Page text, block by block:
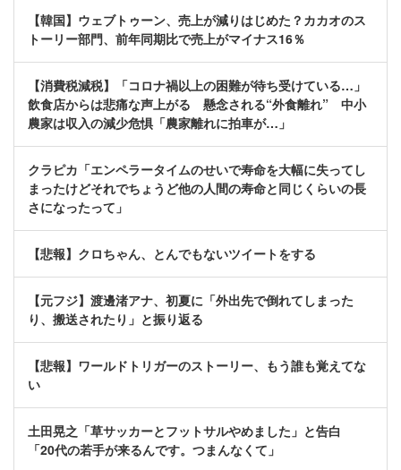
【韓国】ウェブトゥーン、売上が減りはじめた？カカオのス
トーリー部門、前年同期比で売上がマイナス16％
【消費税減税】「コロナ禍以上の困難が待ち受けている…」
飲食店からは悲痛な声上がる 懸念される“外食離れ” 中小
農家は収入の減少危惧「農家離れに拍車が…」
クラピカ「エンペラータイムのせいで寿命を大幅に失ってし
まったけどそれでちょうど他の人間の寿命と同じくらいの長
さになったって」
【悲報】クロちゃん、とんでもないツイートをする
【元フジ】渡邊渚アナ、初夏に「外出先で倒れてしまった
り、搬送されたり」と振り返る
【悲報】ワールドトリガーのストーリー、もう誰も覚えてな
い
土田晃之「草サッカーとフットサルやめました」と告白
「20代の若手が来るんです。つまんなくて」